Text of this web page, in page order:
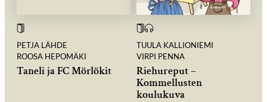
PETJA LÄHDE
ROOSA HEPOMÄKI
Taneli ja FC Mörlökit
TUULA KALLIONIEMI
VIRPI PENNA
Riehureput –
Kommellusten
koulukuva